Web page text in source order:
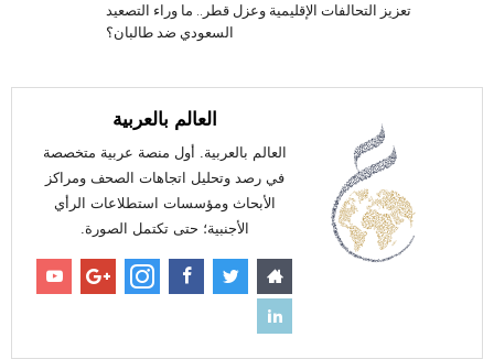
تعزيز التحالفات الإقليمية وعزل قطر.. ما وراء التصعيد
السعودي ضد طالبان؟
العالم بالعربية
العالم بالعربية. أول منصة عربية متخصصة
في رصد وتحليل اتجاهات الصحف ومراكز
الأبحاث ومؤسسات استطلاعات الرأي
الأجنبية؛ حتى تكتمل الصورة.